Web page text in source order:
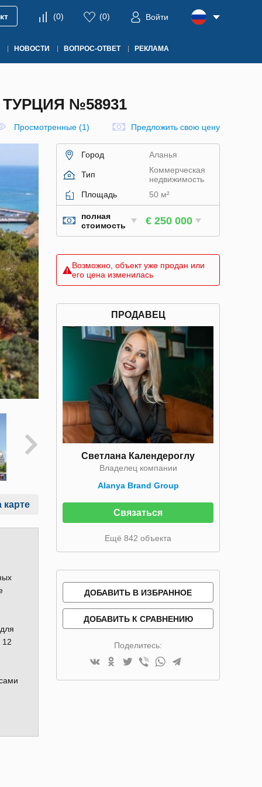
(0) (0) Войти
НОВОСТИ ВОПРОС-ОТВЕТ РЕКЛАМА
№58931
Просмотренные (1) Предложить свою цену
карте
12
Город Аланья
Тип
Коммерческая
недвижимость
Площадь
50 м²
полная
стоимость
€ 250 000
Возможно, объект уже продан или
его цена изменилась
ПРОДАВЕЦ
Светлана Календероглу
Владелец компании
Alanya Brand Group
Связаться
Ещё 842 объекта
ДОБАВИТЬ В ИЗБРАННОЕ
ДОБАВИТЬ К СРАВНЕНИЮ
Поделитесь: